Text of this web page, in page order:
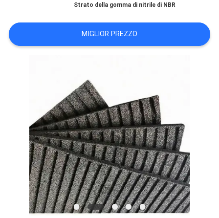
MAPPA
DEL
POLICY
Strato della gomma di nitrile di NBR
MIGLIOR PREZZO